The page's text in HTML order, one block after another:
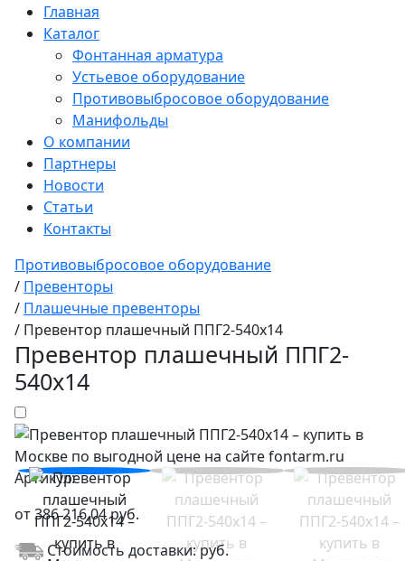
Главная
Каталог
Фонтанная арматура
Устьевое оборудование
Противовыбросовое оборудование
Манифольды
О компании
Партнеры
Новости
Статьи
Контакты
Противовыбросовое оборудование
/ Превенторы
/ Плашечные превенторы
/ Превентор плашечный ППГ2-540х14
Превентор плашечный ППГ2-
540х14
Артикул:
от386 216,04руб.
Стоимость доставки:руб.